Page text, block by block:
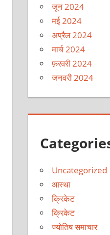
जून 2024
मई 2024
अप्रैल 2024
मार्च 2024
फ़रवरी 2024
जनवरी 2024
Uncategorized
आस्था
क्रिकेट
क्रिकेट
ज्योतिष समाचार